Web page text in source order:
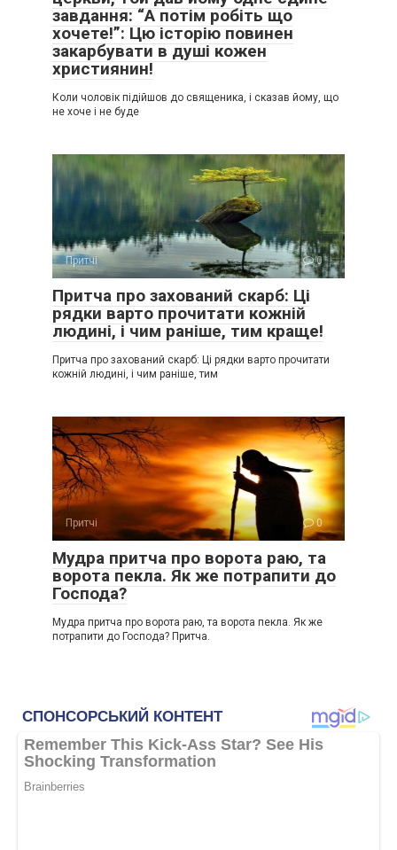
завдання: “А потім робіть що
хочете!”: Цю історію повинен
закарбувати в душі кожен
християнин!
Коли чоловік підійшов до священика, і сказав йому, що
не хоче і не буде
Притчі 0
Притча про захований скарб: Ці
рядки варто прочитати кожній
людині, і чим раніше, тим краще!
Притча про захований скарб: Ці рядки варто прочитати
кожній людині, і чим раніше, тим
Притчі 0
Мудра притча про ворота раю, та
ворота пекла. Як же потрапити до
Господа?
Мудра притча про ворота раю, та ворота пекла. Як же
потрапити до Господа? Притча.